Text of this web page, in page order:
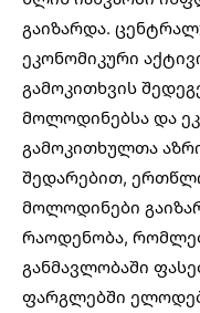
გაიზარდა.
ეკონომიკური
გამოკითხვის
მოლოდინებსა და
გამოკითხულთა
შედარებით,
მოლოდინები
რაოდენობა,
განმავლობაში
ფარგლებში